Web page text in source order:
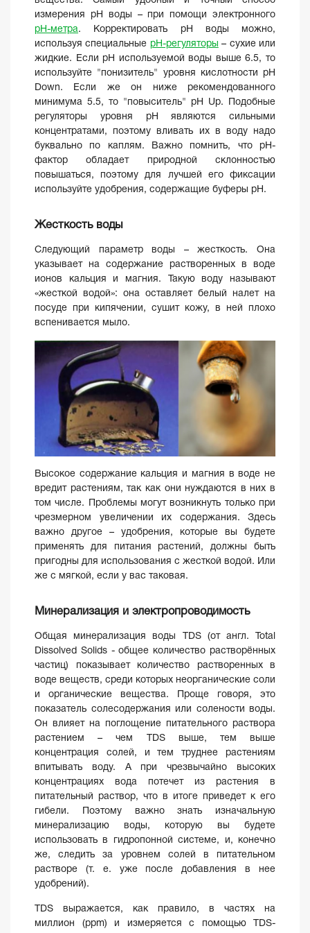
измерения pH воды – при помощи электронного
pH-метра. Корректировать pH воды можно,
используя специальные pH-регуляторы – сухие или
жидкие. Если pH используемой воды выше 6.5, то
используйте "понизитель" уровня кислотности pH
Down. Если же он ниже рекомендованного
минимума 5.5, то "повыситель" pH Up. Подобные
регуляторы уровня pH являются сильными
концентратами, поэтому вливать их в воду надо
буквально по каплям. Важно помнить, что pH-
фактор обладает природной склонностью
повышаться, поэтому для лучшей его фиксации
используйте удобрения, содержащие буферы pH.
Жесткость воды
Следующий параметр воды – жесткость. Она
указывает на содержание растворенных в воде
ионов кальция и магния. Такую воду называют
«жесткой водой»: она оставляет белый налет на
посуде при кипячении, сушит кожу, в ней плохо
вспенивается мыло.
Высокое содержание кальция и магния в воде не
вредит растениям, так как они нуждаются в них в
том числе. Проблемы могут возникнуть только при
чрезмерном увеличении их содержания. Здесь
важно другое – удобрения, которые вы будете
применять для питания растений, должны быть
пригодны для использования с жесткой водой. Или
же с мягкой, если у вас таковая.
Минерализация и электропроводимость
Общая минерализация воды TDS (от англ. Total
Dissolved Solids - общее количество растворённых
частиц) показывает количество растворенных в
воде веществ, среди которых неорганические соли
и органические вещества. Проще говоря, это
показатель солесодержания или солености воды.
Он влияет на поглощение питательного раствора
растением – чем TDS выше, тем выше
концентрация солей, и тем труднее растениям
впитывать воду. А при чрезвычайно высоких
концентрациях вода потечет из растения в
питательный раствор, что в итоге приведет к его
гибели. Поэтому важно знать изначальную
минерализацию воды, которую вы будете
использовать в гидропонной системе, и, конечно
же, следить за уровнем солей в питательном
растворе (т. е. уже после добавления в нее
удобрений).
TDS выражается, как правило, в частях на
миллион (ppm) и измеряется с помощью TDS-